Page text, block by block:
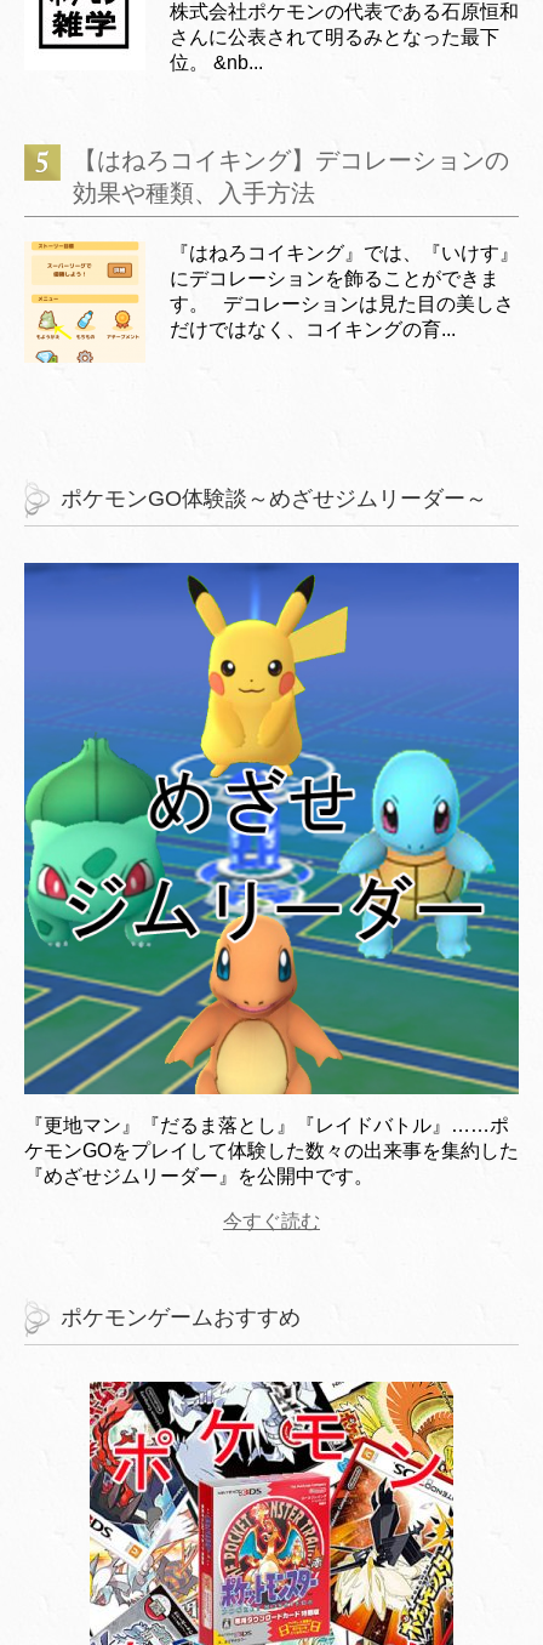
株式会社ポケモンの代表である石原恒和
さんに公表されて明るみとなった最下
位。 &nb...
【はねろコイキング】デコレーションの
効果や種類、入手方法
『はねろコイキング』では、『いけす』
にデコレーションを飾ることができま
す。 デコレーションは見た目の美しさ
だけではなく、コイキングの育...
ポケモンGO体験談～めざせジムリーダー～
『更地マン』『だるま落とし』『レイドバトル』……ポ
ケモンGOをプレイして体験した数々の出来事を集約した
『めざせジムリーダー』を公開中です。
今すぐ読む
ポケモンゲームおすすめ